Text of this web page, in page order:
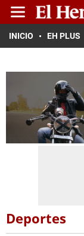
INICIO EH PLUS
Deportes